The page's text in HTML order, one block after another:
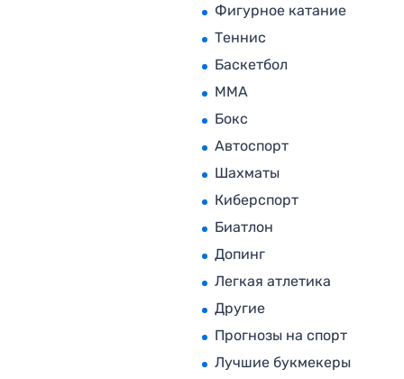
Фигурное катание
Теннис
Баскетбол
MMA
Бокс
Автоспорт
Шахматы
Киберспорт
Биатлон
Допинг
Легкая атлетика
Другие
Прогнозы на спорт
Лучшие букмекеры